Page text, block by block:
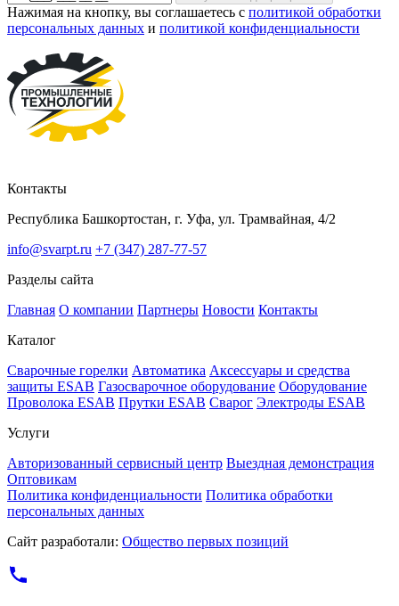
Нажимая на кнопку, вы соглашаетесь с политикой обработки
персональных данных и политикой конфиденциальности
Контакты
Республика Башкортостан, г. Уфа, ул. Трамвайная, 4/2
info@svarpt.ru +7 (347) 287-77-57
Разделы сайта
Главная О компании Партнеры Новости Контакты
Каталог
Cварочные горелки Автоматика Аксессуары и средства
защиты ESAB Газосварочное оборудование Оборудование
Проволока ESAB Прутки ESAB Сварог Электроды ESAB
Услуги
Авторизованный сервисный центр Выездная демонстрация
Оптовикам
Политика конфиденциальности Политика обработки
персональных данных
Сайт разработали: Общество первых позиций